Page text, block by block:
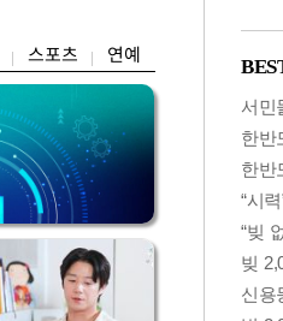
스포츠 연예